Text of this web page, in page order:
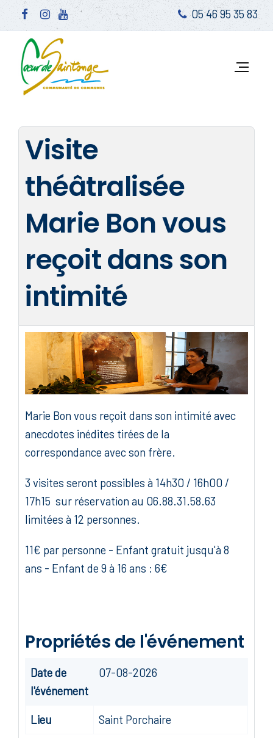
05 46 95 35 83
Visite
théâtralisée
Marie Bon vous
reçoit dans son
intimité
Marie Bon vous reçoit dans son intimité avec
anecdotes inédites tirées de la
correspondance avec son frère.
3 visites seront possibles à 14h30 / 16h00 /
17h15 sur réservation au 06.88.31.58.63
limitées à 12 personnes.
11€ par personne - Enfant gratuit jusqu'à 8
ans - Enfant de 9 à 16 ans : 6€
Propriétés de l'événement
Date de
l'événement
07-08-2026
Lieu Saint Porchaire